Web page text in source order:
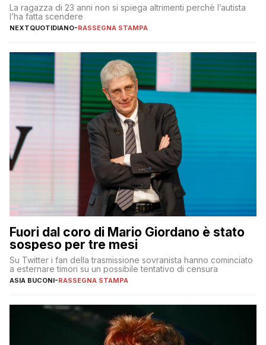
La ragazza di 23 anni non si spiega altrimenti perchè l’autista
l’ha fatta scendere
NEXTQUOTIDIANO-RASSEGNA STAMPA
Fuori dal coro di Mario Giordano è stato
sospeso per tre mesi
Su Twitter i fan della trasmissione sovranista hanno cominciato
a esternare timori su un possibile tentativo di censura
ASIA BUCONI-RASSEGNA STAMPA